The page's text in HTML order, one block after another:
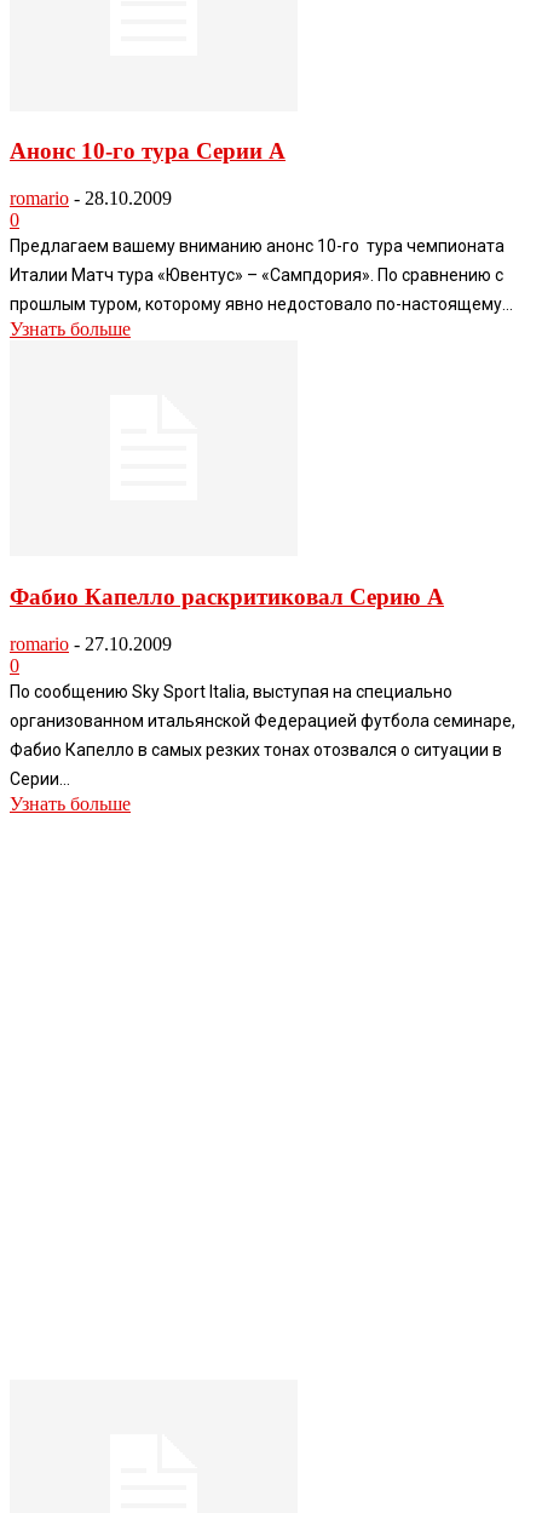
Анонс 10-го тура Серии А
romario - 28.10.2009
0
Предлагаем вашему вниманию анонс 10-го тура чемпионата
Италии Матч тура «Ювентус» – «Сампдория». По сравнению с
прошлым туром, которому явно недостовало по-настоящему...
Узнать больше
Фабио Капелло раскритиковал Серию А
romario - 27.10.2009
0
По сообщению Sky Sport Italia, выступая на специально
организованном итальянской Федерацией футбола семинаре,
Фабио Капелло в самых резких тонах отозвался о ситуации в
Серии...
Узнать больше